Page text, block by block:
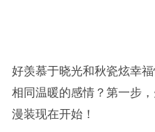
好羡慕于晓光和秋瓷炫幸
相同温暖的感情？第一步
漫装现在开始！